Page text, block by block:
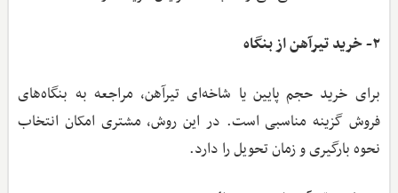
۲- خرید تیرآهن از بنگاه
برای خرید حجم پایین یا شاخه‌ای تیرآهن، مراجعه به بنگاه‌های
فروش گزینه مناسبی است. در این روش، مشتری امکان انتخاب
نحوه بارگیری و زمان تحویل را دارد.